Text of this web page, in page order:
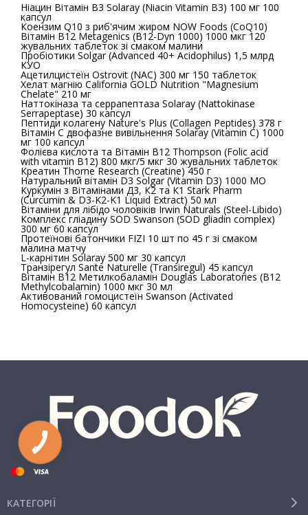
Ніацин Вітамін B3 Solaray (Niacin Vitamin B3) 100 мг 100
капсул
Коензим Q10 з риб'ячим жиром NOW Foods (CoQ10)
Вітамін В12 Metagenics (B12-Dyn 1000) 1000 мкг 120
жувальних таблеток зі смаком малини
Пробіотики Solgar (Advanced 40+ Acidophilus) 1,5 млрд
КУО
Ацетилцистеїн Ostrovit (NAC) 300 мг 150 таблеток
Хелат магнію California GOLD Nutrition "Magnesium
Chelate" 210 мг
Наттокіназа та серрапептаза Solaray (Nattokinase
Serrapeptase) 30 капсул
Пептиди колагену Nature's Plus (Collagen Peptides) 378 г
Вітамін С двофазне вивільнення Solaray (Vitamin C) 1000
мг 100 капсул
Фолієва кислота та Вітамін B12 Thompson (Folic acid
with vitamin B12) 800 мкг/5 мкг 30 жувальних таблеток
Креатин Thorne Research (Creatine) 450 г
Натуральний вітамін D3 Solgar (Vitamin D3) 1000 МО
Куркумін з Вітамінами Д3, К2 та К1 Stark Pharm
(Curcumin & D3-K2-K1 Liquid Extract) 50 мл
Вітаміни для лібідо чоловіків Irwin Naturals (Steel-Libido)
Комплекс гліадину SOD Swanson (SOD gliadin complex)
300 мг 60 капсул
Протеїнові батончики FIZI 10 шт по 45 г зі смаком
малина матчу
L-карнітин Solaray 500 мг 30 капсул
Транзірегул Sante Naturelle (Transiregul) 45 капсул
Вітамін В12 Метилкобаламін Douglas Laboratories (B12
Methylcobalamin) 1000 мкг 30 мл
Активований гомоцистеїн Swanson (Activated
Homocysteine) 60 капсул
КАТЕГОРІЇ